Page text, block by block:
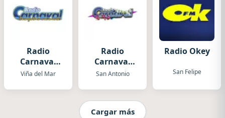
Radio
Carnaval
Viña del
Viña del Mar
Radio
Carnaval
San
San Antonio
Radio Okey
San Felipe
Cargar más